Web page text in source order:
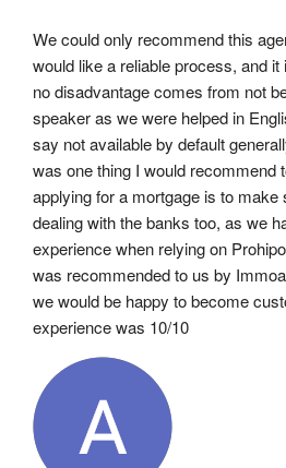
We could only recommend this
would like a reliable process, and
no disadvantage comes from not
speaker as we were helped in
say not available by default
was one thing I would recommend
applying for a mortgage is to make
dealing with the banks too, as we
experience when relying on
was recommended to us by
we would be happy to become
experience was 10/10